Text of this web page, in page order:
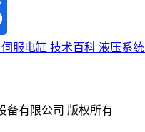
伺服电缸 技术百科 液压系统
备有限公司 版权所有